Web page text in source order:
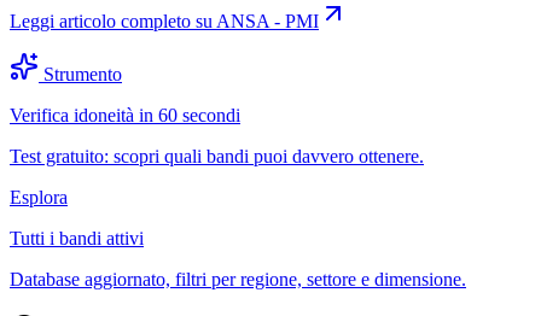
Leggi articolo completo su ANSA - PMI
Strumento
Verifica idoneità in 60 secondi
Test gratuito: scopri quali bandi puoi davvero ottenere.
Esplora
Tutti i bandi attivi
Database aggiornato, filtri per regione, settore e dimensione.